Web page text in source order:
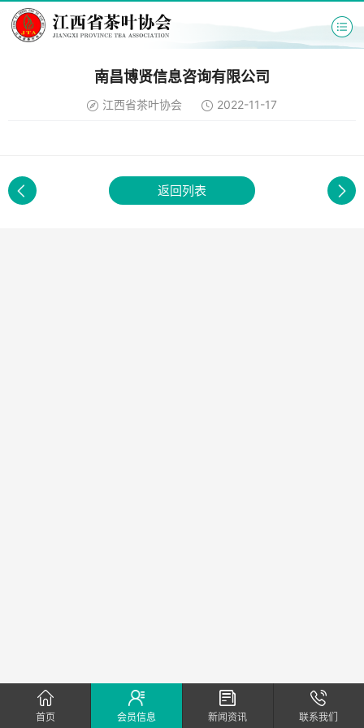
南昌博贤信息咨询有限公司
江西省茶叶协会 2022-11-17
返回列表
首页 会员信息 新闻资讯 联系我们